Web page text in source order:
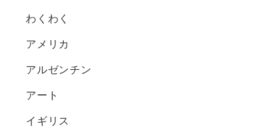
わくわく
アメリカ
アルゼンチン
アート
イギリス